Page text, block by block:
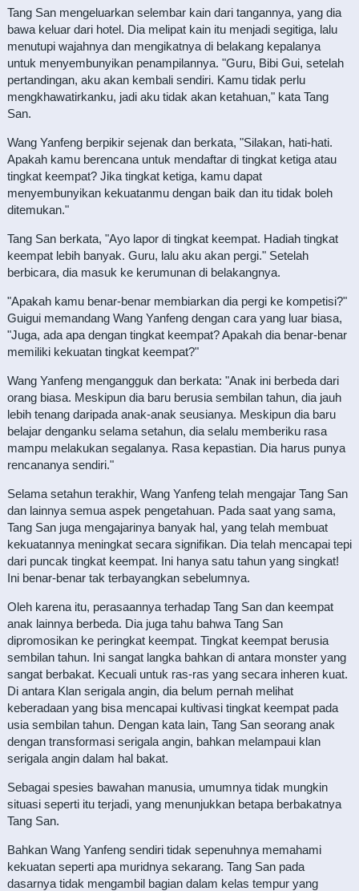
Tang San mengeluarkan selembar kain dari tangannya, yang dia
bawa keluar dari hotel. Dia melipat kain itu menjadi segitiga, lalu
menutupi wajahnya dan mengikatnya di belakang kepalanya
untuk menyembunyikan penampilannya. "Guru, Bibi Gui, setelah
pertandingan, aku akan kembali sendiri. Kamu tidak perlu
mengkhawatirkanku, jadi aku tidak akan ketahuan," kata Tang
San.
Wang Yanfeng berpikir sejenak dan berkata, "Silakan, hati-hati.
Apakah kamu berencana untuk mendaftar di tingkat ketiga atau
tingkat keempat? Jika tingkat ketiga, kamu dapat
menyembunyikan kekuatanmu dengan baik dan itu tidak boleh
ditemukan."
Tang San berkata, "Ayo lapor di tingkat keempat. Hadiah tingkat
keempat lebih banyak. Guru, lalu aku akan pergi." Setelah
berbicara, dia masuk ke kerumunan di belakangnya.
"Apakah kamu benar-benar membiarkan dia pergi ke kompetisi?"
Guigui memandang Wang Yanfeng dengan cara yang luar biasa,
"Juga, ada apa dengan tingkat keempat? Apakah dia benar-benar
memiliki kekuatan tingkat keempat?"
Wang Yanfeng mengangguk dan berkata: "Anak ini berbeda dari
orang biasa. Meskipun dia baru berusia sembilan tahun, dia jauh
lebih tenang daripada anak-anak seusianya. Meskipun dia baru
belajar denganku selama setahun, dia selalu memberiku rasa
mampu melakukan segalanya. Rasa kepastian. Dia harus punya
rencananya sendiri."
Selama setahun terakhir, Wang Yanfeng telah mengajar Tang San
dan lainnya semua aspek pengetahuan. Pada saat yang sama,
Tang San juga mengajarinya banyak hal, yang telah membuat
kekuatannya meningkat secara signifikan. Dia telah mencapai tepi
dari puncak tingkat keempat. Ini hanya satu tahun yang singkat!
Ini benar-benar tak terbayangkan sebelumnya.
Oleh karena itu, perasaannya terhadap Tang San dan keempat
anak lainnya berbeda. Dia juga tahu bahwa Tang San
dipromosikan ke peringkat keempat. Tingkat keempat berusia
sembilan tahun. Ini sangat langka bahkan di antara monster yang
sangat berbakat. Kecuali untuk ras-ras yang secara inheren kuat.
Di antara Klan serigala angin, dia belum pernah melihat
keberadaan yang bisa mencapai kultivasi tingkat keempat pada
usia sembilan tahun. Dengan kata lain, Tang San seorang anak
dengan transformasi serigala angin, bahkan melampaui klan
serigala angin dalam hal bakat.
Sebagai spesies bawahan manusia, umumnya tidak mungkin
situasi seperti itu terjadi, yang menunjukkan betapa berbakatnya
Tang San.
Bahkan Wang Yanfeng sendiri tidak sepenuhnya memahami
kekuatan seperti apa muridnya sekarang. Tang San pada
dasarnya tidak mengambil bagian dalam kelas tempur yang